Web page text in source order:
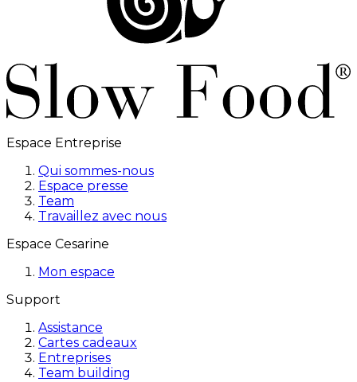
Espace Entreprise
Qui sommes-nous
Espace presse
Team
Travaillez avec nous
Espace Cesarine
Mon espace
Support
Assistance
Cartes cadeaux
Entreprises
Team building